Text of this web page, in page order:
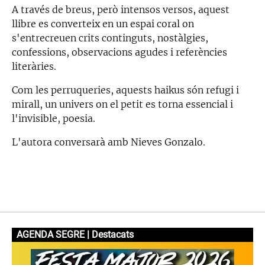
A través de breus, però intensos versos, aquest
llibre es converteix en un espai coral on
s'entrecreuen crits continguts, nostàlgies,
confessions, observacions agudes i referències
literàries.
Com les perruqueries, aquests haikus són refugi i
mirall, un univers on el petit es torna essencial i
l'invisible, poesia.
L'autora conversarà amb Nieves Gonzalo.
AGENDA SEGRE | Destacats